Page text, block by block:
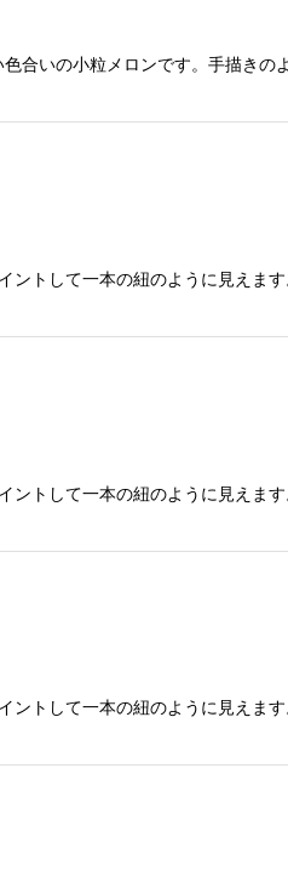
合いの小粒メロンです。手描きの
トして一本の紐のように見えま
トして一本の紐のように見えま
トして一本の紐のように見えま